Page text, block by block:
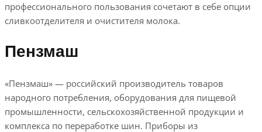
профессионального пользования сочетают в себе опции
сливкоотделителя и очистителя молока.
Пензмаш
«Пензмаш» — российский производитель товаров
народного потребления, оборудования для пищевой
промышленности, сельскохозяйственной продукции и
комплекса по переработке шин. Приборы из